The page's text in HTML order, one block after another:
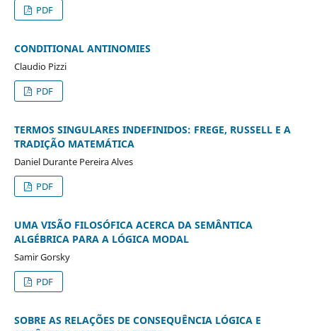
PDF
CONDITIONAL ANTINOMIES
Claudio Pizzi
PDF
TERMOS SINGULARES INDEFINIDOS: FREGE, RUSSELL E A
TRADIÇÃO MATEMÁTICA
Daniel Durante Pereira Alves
PDF
UMA VISÃO FILOSÓFICA ACERCA DA SEMÂNTICA
ALGÉBRICA PARA A LÓGICA MODAL
Samir Gorsky
PDF
SOBRE AS RELAÇÕES DE CONSEQUÊNCIA LÓGICA E